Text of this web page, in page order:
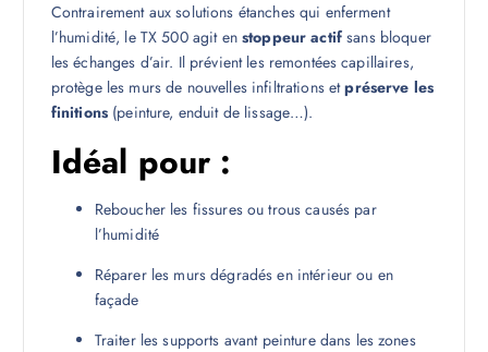
Contrairement aux solutions étanches qui enferment
l’humidité, le TX 500 agit en stoppeur actifsans bloquer
les échanges d’air. Il prévient les remontées capillaires,
protège les murs de nouvelles infiltrations etpréserve les
finitions (peinture, enduit de lissage…).
Idéal pour :
Reboucher les fissures ou trous causés par
l’humidité
Réparer les murs dégradés en intérieur ou en
façade
Traiter les supports avant peinture dans les zones